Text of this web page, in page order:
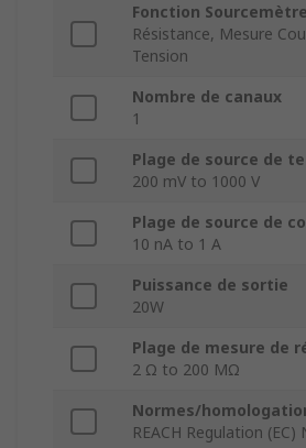
Fonction Sourcemètre
Résistance, Mesure
Tension
Nombre de canaux
1
Plage de source de
200 mV to 1000 V
Plage de source de
10 nA to 1 A
Puissance de sortie
20W
Plage de mesure de
2 Ω to 200 MΩ
Normes/
REACH Regulation